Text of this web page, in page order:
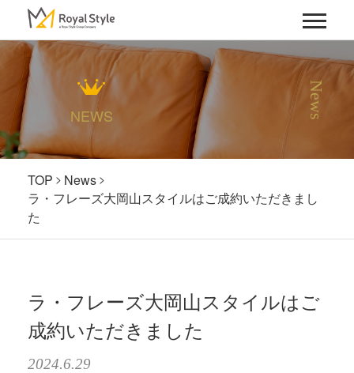
News
NEWS
TOP
News
ラ・フレーズ大岡山スタイルはご成約いただきまし
た
ラ・フレーズ大岡山スタイルはご
成約いただきました
2024.6.29